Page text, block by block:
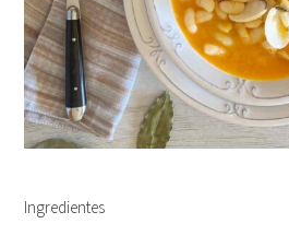
Ingredientes